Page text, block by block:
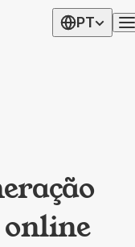
PT
online